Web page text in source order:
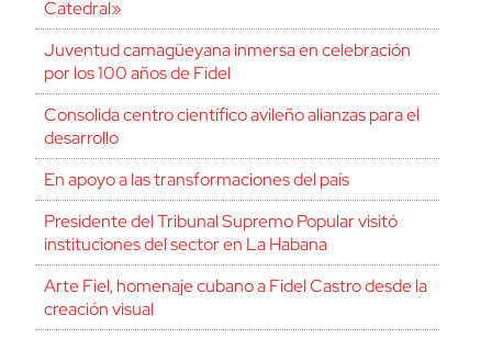
Catedral»
Juventud camagüeyana inmersa en celebración
por los 100 años de Fidel
Consolida centro científico avileño alianzas para el
desarrollo
En apoyo a las transformaciones del país
Presidente del Tribunal Supremo Popular visitó
instituciones del sector en La Habana
Arte Fiel, homenaje cubano a Fidel Castro desde la
creación visual